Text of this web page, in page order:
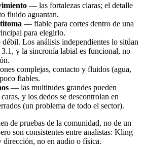
— las fortalezas claras; el detalle
fluido aguantan.
— fiable para cortes dentro de una
para elegirlo.
Los análisis independientes lo sitúan
y la sincronía labial es funcional, no
complejas, contacto y fluidos (agua,
fiables.
— las multitudes grandes pueden
y los dedos se descontrolan en
(un problema de todo el sector).
de pruebas de la comunidad, no de un
son consistentes entre analistas: Kling
dirección, no en audio o física.